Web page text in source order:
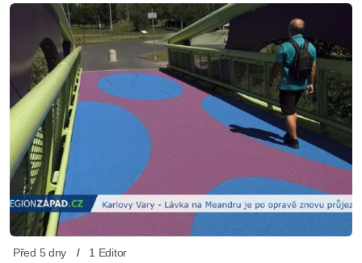
Před 5 dny 1 Editor